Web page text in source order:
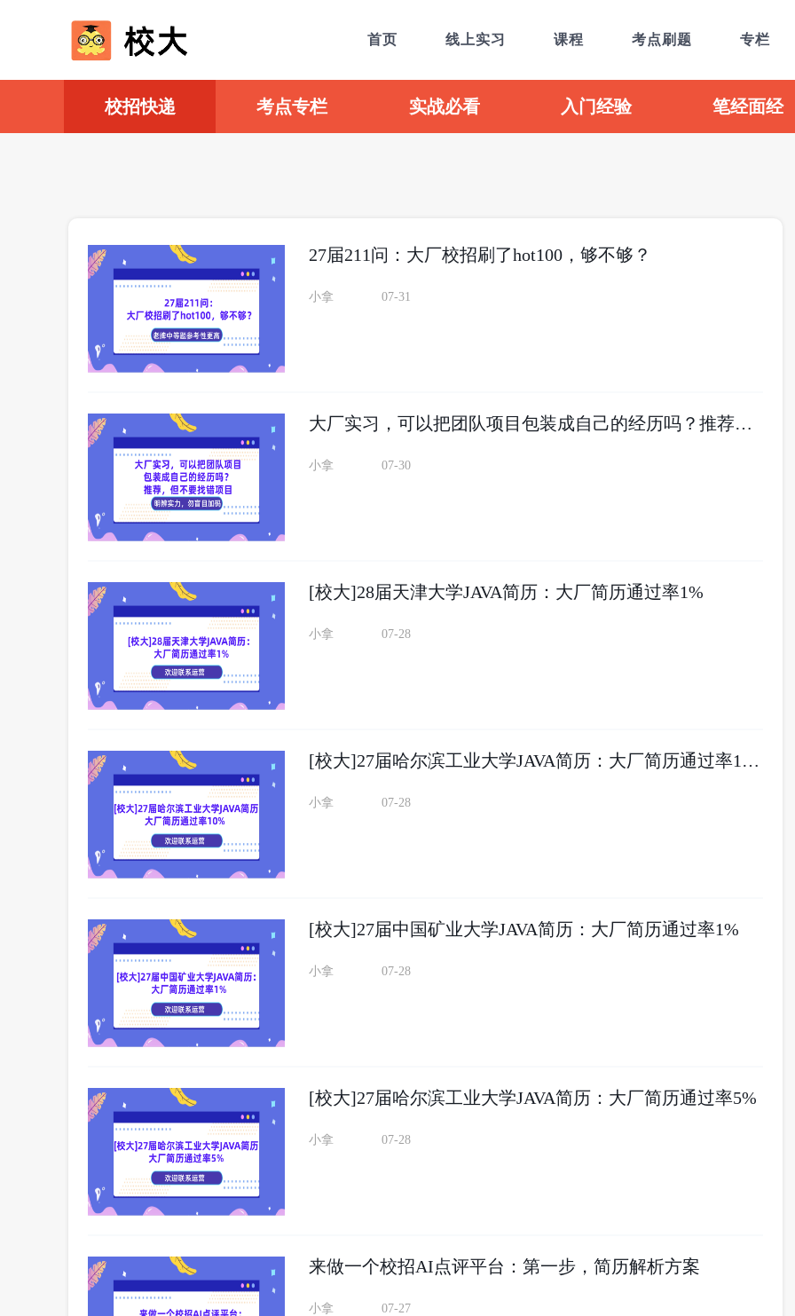
首页 线上实习 课程 考点刷题 专栏
校招快递 考点专栏 实战必看 入门经验 笔经面经
27届211问：大厂校招刷了hot100，够不够？
小拿 07-31
大厂实习，可以把团队项目包装成自己的经历吗？推荐，但不要找错项目
小拿 07-30
[校大]28届天津大学JAVA简历：大厂简历通过率1%
小拿 07-28
[校大]27届哈尔滨工业大学JAVA简历：大厂简历通过率10%
小拿 07-28
[校大]27届中国矿业大学JAVA简历：大厂简历通过率1%
小拿 07-28
[校大]27届哈尔滨工业大学JAVA简历：大厂简历通过率5%
小拿 07-28
来做一个校招AI点评平台：第一步，简历解析方案
小拿 07-27